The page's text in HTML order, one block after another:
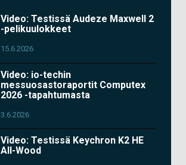
Video: Testissä Audeze Maxwell 2
-pelikuulokkeet
15.6.2026
Video: io-techin
messuosastoraportit Computex
2026 -tapahtumasta
3.6.2026
Video: Testissä Keychron K2 HE
All-Wood